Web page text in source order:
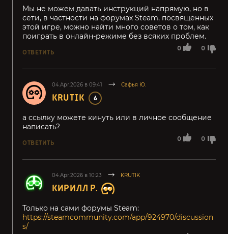
0 0
Мы не можем давать инструкций напрямую, но в
сети, в частности на форумах Steam, посвящённых
этой игре, можно найти много советов о том, как
поиграть в онлайн-режиме без всяких проблем.
ОТВЕТИТЬ
04.Apr.2026 в 09:41 Сафья Ю.
KRUTIK 6
0 0
а ссылку можете кинуть или в личное сообщение
написать?
ОТВЕТИТЬ
04.Apr.2026 в 10:23 KRUTIK
КИРИЛЛ Р.
Только на сами форумы Steam:
https://steamcommunity.com/app/924970/discussion
s/